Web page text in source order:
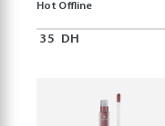
Hot Offline
35 DH